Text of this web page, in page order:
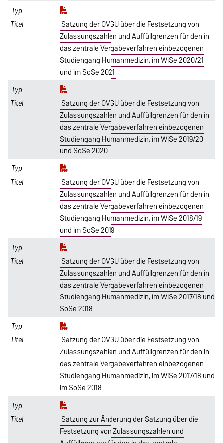
Satzung der OVGU über die Festsetzung von
Zulassungszahlen und Auffüllgrenzen für den in
das zentrale Vergabeverfahren einbezogenen
Studiengang Humanmedizin, im WiSe 2020/21
und im SoSe 2021
Satzung der OVGU über die Festsetzung von
Zulassungszahlen und Auffüllgrenzen für den in
das zentrale Vergabeverfahren einbezogenen
Studiengang Humanmedizin, im WiSe 2019/20
und SoSe 2020
Satzung der OVGU über die Festsetzung von
Zulassungszahlen und Auffüllgrenzen für den in
das zentrale Vergabeverfahren einbezogenen
Studiengang Humanmedizin, im WiSe 2018/19
und im SoSe 2019
Satzung der OVGU über die Festsetzung von
Zulassungszahlen und Auffüllgrenzen für den in
das zentrale Vergabeverfahren einbezogenen
Studiengang Humanmedizin, im WiSe 2017/18 und
SoSe 2018
Satzung der OVGU über die Festsetzung von
Zulassungszahlen und Auffüllgrenzen für den in
das zentrale Vergabeverfahren einbezogenen
Studiengang Humanmedizin, im WiSe 2017/18 und
im SoSe 2018
Satzung zur Änderung der Satzung über die
Festsetzung von Zulassungszahlen und